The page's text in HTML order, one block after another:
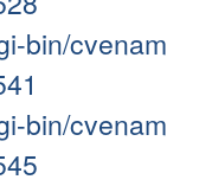
bin/cvenam
bin/cvenam